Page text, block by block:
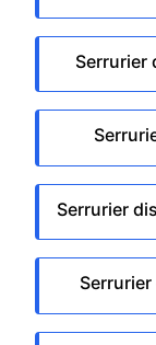
Serrurier
Serrurier